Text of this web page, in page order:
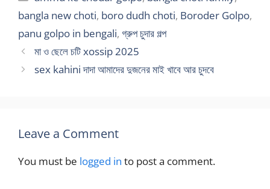
bangla new choti, boro dudh choti, Boroder Golpo,
panu golpo in bengali, গ্রুপ চুদার গল্প
মা ও ছেলে চটি xossip 2025
sex kahini দাদা আমাদের দুজনের মাই খাবে আর চুদবে
Leave a Comment
You must be logged in to post a comment.